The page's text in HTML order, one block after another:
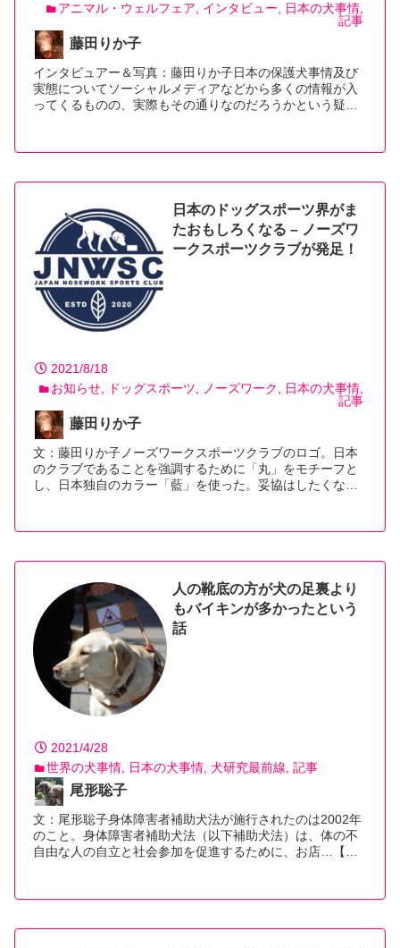
アニマル・ウェルフェア
インタビュー
日本の犬事情
記事
藤田りか子
インタビュアー＆写真：藤田りか子日本の保護犬事情及び
実態についてソーシャルメディアなどから多くの情報が入
ってくるものの、実際もその通りなのだろうかという疑…
日本のドッグスポーツ界がま
たおもしろくなる – ノーズワ
ークスポーツクラブが発足！
2021/8/18
お知らせ
ドッグスポーツ ノーズワーク
日本の犬事情
記事
藤田りか子
文：藤田りか子ノーズワークスポーツクラブのロゴ。日本
のクラブであることを強調するために「丸」をモチーフと
し、日本独自のカラー「藍」を使った。妥協はしたくな…
人の靴底の方が犬の足裏より
もバイキンが多かったという
話
2021/4/28
世界の犬事情
日本の犬事情 犬研究最前線 記事
尾形聡子
文：尾形聡子身体障害者補助犬法が施行されたのは2002年
のこと。身体障害者補助犬法（以下補助犬法）は、体の不
自由な人の自立と社会参加を促進するために、お店…【続